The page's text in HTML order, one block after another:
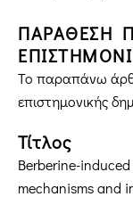
ΠΑΡΑΘΕΣΗ
Το παραπάνω
επιστημονικής
Τίτλος
Berberine-
mechanisms and